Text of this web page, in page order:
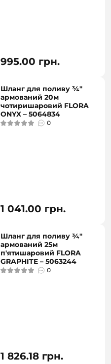
995.00 грн.
Шланг для поливу ¾"
армований 20м
чотиришаровий FLORA
ONYX – 5064834
0
1 041.00 грн.
Шланг для поливу ¾"
армований 25м
п'ятишаровий FLORA
GRAPHITE – 5063244
0
1 826.18 грн.